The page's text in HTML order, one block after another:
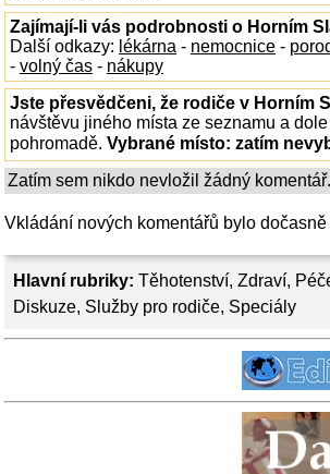
Hlavní rubriky: Těhotenství, Zdraví,
Diskuze, Služby pro rodiče, Speciály
Zajímají-li vás podrobnosti o Horním
Další odkazy: lékárna - nemocnice -
- volný čas - nákupy
Jste přesvědčeni, že rodiče v Horním
návštěvu jiného místa ze seznamu a
pohromadě. Vybrané místo: zatím
Zatím sem nikdo nevložil žádný
Vkládání nových komentářů bylo